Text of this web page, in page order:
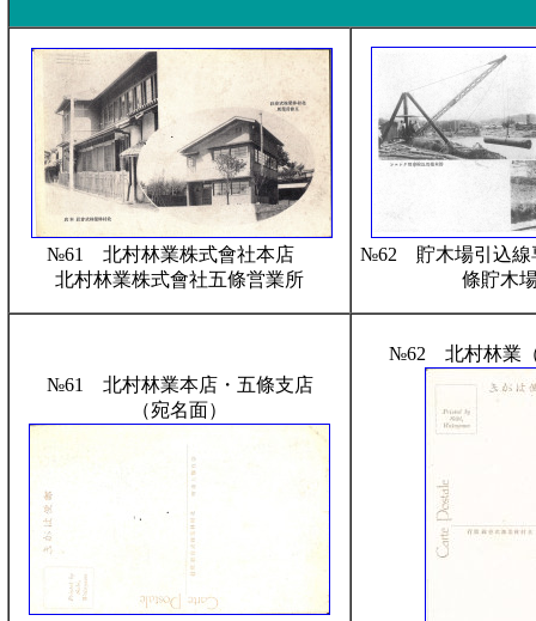
№61 北村林業株式會社本店
北村林業株式會社五條営業所
№62 貯木場引込線
條貯木
№61 北村林業本店・五條支店
（宛名面）
№62 北村林業